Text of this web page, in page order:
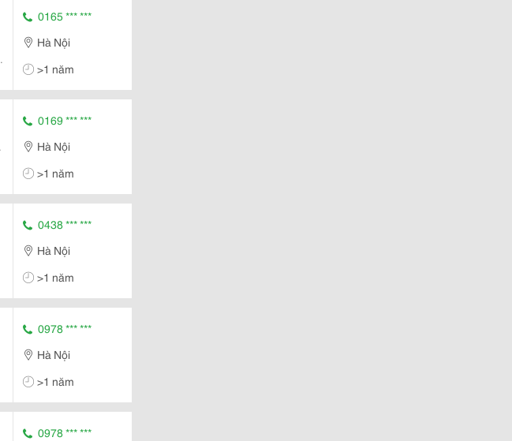
0165 *** ***
Hà Nội
>1 năm
0169 *** ***
Hà Nội
>1 năm
0438 *** ***
Hà Nội
>1 năm
0978 *** ***
Hà Nội
>1 năm
0978 *** ***